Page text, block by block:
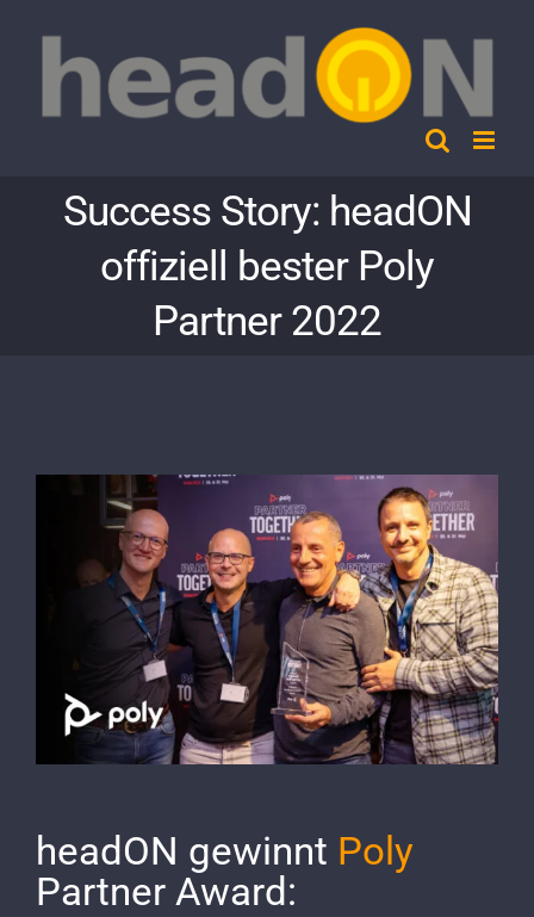
content
Success Story: headON
offiziell bester Poly
Partner 2022
Image
headON gewinnt Poly
Partner Award: